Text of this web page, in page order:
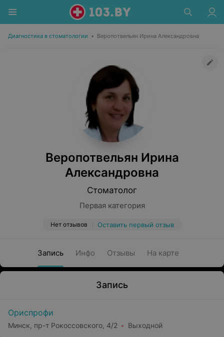
Диагностика в стоматологии • Веропотвельян Ирина Александровна
Веропотвельян Ирина
Александровна
Стоматолог
Первая категория
Нет отзывов Оставить первый отзыв
Запись Инфо Отзывы На карте
Запись
Ориспрофи
Минск, пр-т Рокоссовского, 4/2 Выходной